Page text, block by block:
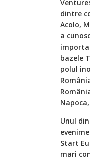
dintre
Acolo,
a
bazele
polul
Unul
Start
mari